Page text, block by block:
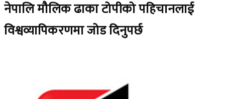
नेपालि मौलिक ढाका टोपीको पहिचानलाई
विश्वव्यापिकरणमा जोड दिनुपर्छ